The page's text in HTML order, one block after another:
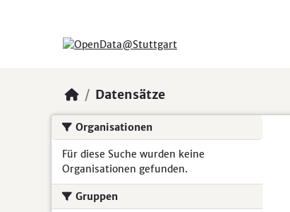
Datensätze
Organisationen
Für diese Suche wurden keine
Organisationen gefunden.
Gruppen